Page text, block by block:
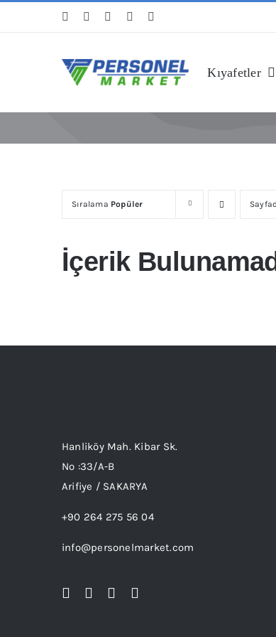
Kıyafetler
Sıralama Popüler
İçerik
Hanliköy Mah. Kibar Sk.
No :33/A-B
Arifiye / SAKARYA
+90 264 275 56 04
info@personelmarket.com